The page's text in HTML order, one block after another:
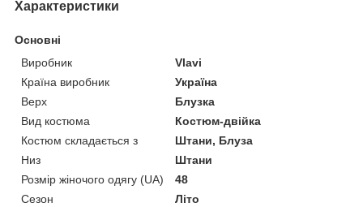
Характеристики
Основні
Виробник
Vlavi
Країна виробник
Україна
Верх
Блузка
Вид костюма
Костюм-двійка
Костюм складається з
Штани, Блуза
Низ
Штани
Розмір жіночого одягу (UA)
48
Сезон
Літо